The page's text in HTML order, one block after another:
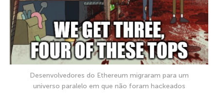
Desenvolvedores do Ethereum migraram para um
universo paralelo em que não foram hackeados